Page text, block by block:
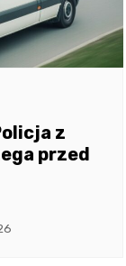
z
przed